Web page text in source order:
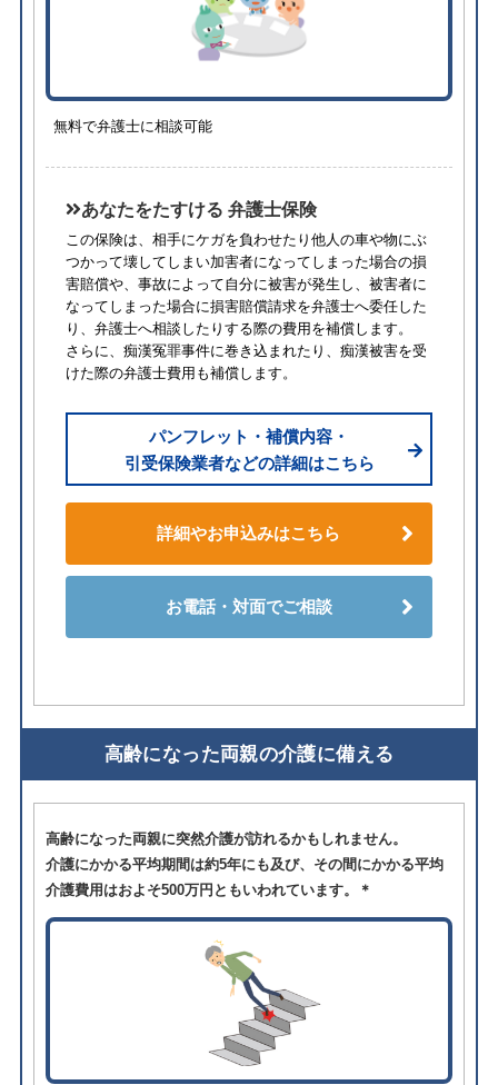
無料で弁護士に相談可能
あなたをたすける 弁護士保険
この保険は、相手にケガを負わせたり他人の車や物にぶ
つかって壊してしまい加害者になってしまった場合の損
害賠償や、事故によって自分に被害が発生し、被害者に
なってしまった場合に損害賠償請求を弁護士へ委任した
り、弁護士へ相談したりする際の費用を補償します。
さらに、痴漢冤罪事件に巻き込まれたり、痴漢被害を受
けた際の弁護士費用も補償します。
パンフレット・補償内容・
引受保険業者などの詳細はこちら
詳細やお申込みはこちら
お電話・対面でご相談
高齢になった両親の介護に備える
高齢になった両親に突然介護が訪れるかもしれません。
介護にかかる平均期間は約5年にも及び、その間にかかる平均
介護費用はおよそ500万円ともいわれています。＊